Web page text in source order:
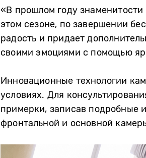
«В прошлом году
этом сезоне, по завершении
радость и придает
своими эмоциями с помощью
Инновационные технологии
условиях. Для
примерки, записав подробные
фронтальной и основной